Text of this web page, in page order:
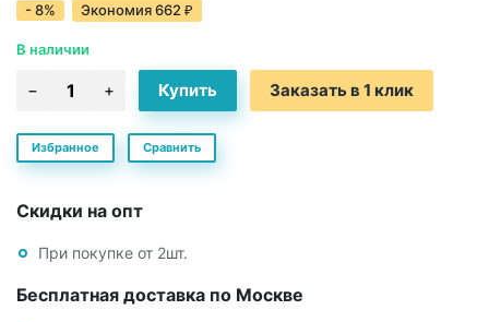
- 8% Экономия662 ₽
В наличии
Заказать в 1 клик
Избранное Сравнить
Скидки на опт
При покупке от 2шт.
Бесплатная доставка по Москве